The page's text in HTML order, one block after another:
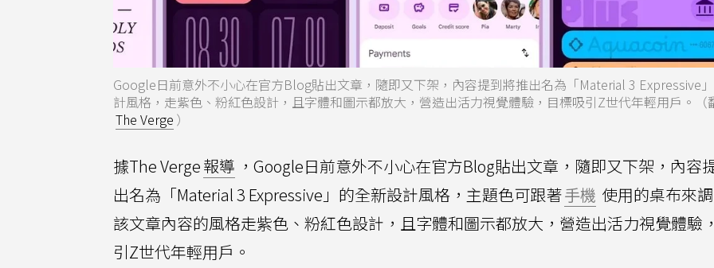
Google日前意外不小心在官方Blog貼出文章，隨即又下架，內容提到將推出名為「Material 3 Expressive
計風格，走紫色、粉紅色設計，且字體和圖示都放大，營造出活力視覺體驗，目標吸引Z世代年輕用戶。（
The Verge ）
據The Verge報導 ，Google日前意外不小心在官方Blog貼出文章，隨即又下架，內容
出名為「Material 3 Expressive」的全新設計風格，主題色可跟著手機 使用的桌布來
該文章內容的風格走紫色、粉紅色設計，且字體和圖示都放大，營造出活力視覺體驗
引Z世代年輕用戶。